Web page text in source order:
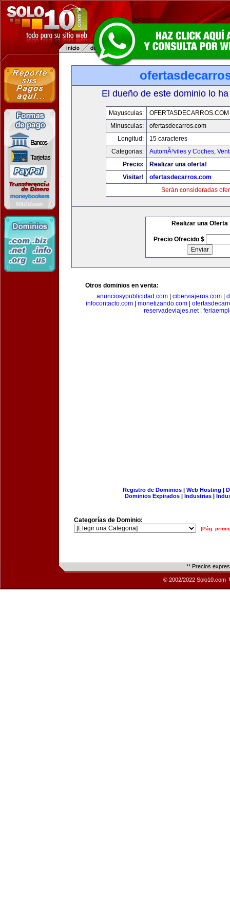
El dueño de este dominio lo
Mayusculas:
OFERTASDECARROS.COM
Minusculas:
ofertasdecarros.com
Longitud:
15 caracteres
Categorias:
AutomÃ³viles y Coches,
Precio:
Realizar una oferta!
Visitar!
ofertasdecarros.com
Serán consideradas
Realizar una Oferta
Precio Ofrecido $
Otros dominios en venta:
anunciosypublicidad.com| ciberviajeros.com|
infocontacto.com
monetizando.com
reservadeviajes.net|
Registro de Dominios| Web Hosting |
Dominios Expirados | Industrias |
Categorías de Dominio:
[Pág.
** Precios
© 2002/2022 Solo10.com